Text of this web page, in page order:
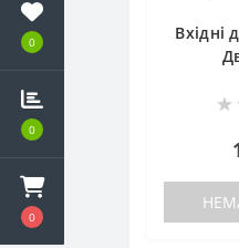
0
0
0
Вхідні